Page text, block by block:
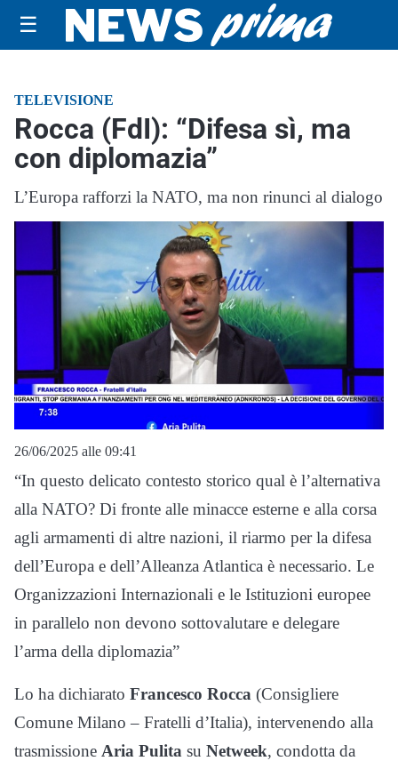
☰
TELEVISIONE
Rocca (FdI): “Difesa sì, ma
con diplomazia”
L’Europa rafforzi la NATO, ma non rinunci al dialogo
26/06/2025 alle 09:41
“In questo delicato contesto storico qual è l’alternativa
alla NATO? Di fronte alle minacce esterne e alla corsa
agli armamenti di altre nazioni, il riarmo per la difesa
dell’Europa e dell’Alleanza Atlantica è necessario. Le
Organizzazioni Internazionali e le Istituzioni europee
in parallelo non devono sottovalutare e delegare
l’arma della diplomazia”
Lo ha dichiarato Francesco Rocca (Consigliere
Comune Milano – Fratelli d’Italia), intervenendo alla
trasmissione Aria Pulita su Netweek, condotta da